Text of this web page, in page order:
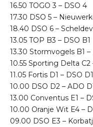
16.50 TOGO 3 – DSO 4
17.30 DSO 5 –
18.40 DSO 6 –
13.05 TOP B3 – DSO B1
13.30 Stormvogels B1 –
10.55 Sporting Delta C2
11.05 Fortis D1 – DSO D1
10.00 DSO D2 – ADO
13.00 Conventus E1 –
10.00 Oranje Wit E4 –
09.00 DSO E3 –